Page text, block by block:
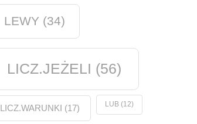
LEWY (34)
LICZ.JEŻELI (56)
LICZ.WARUNKI (17) LUB(12)